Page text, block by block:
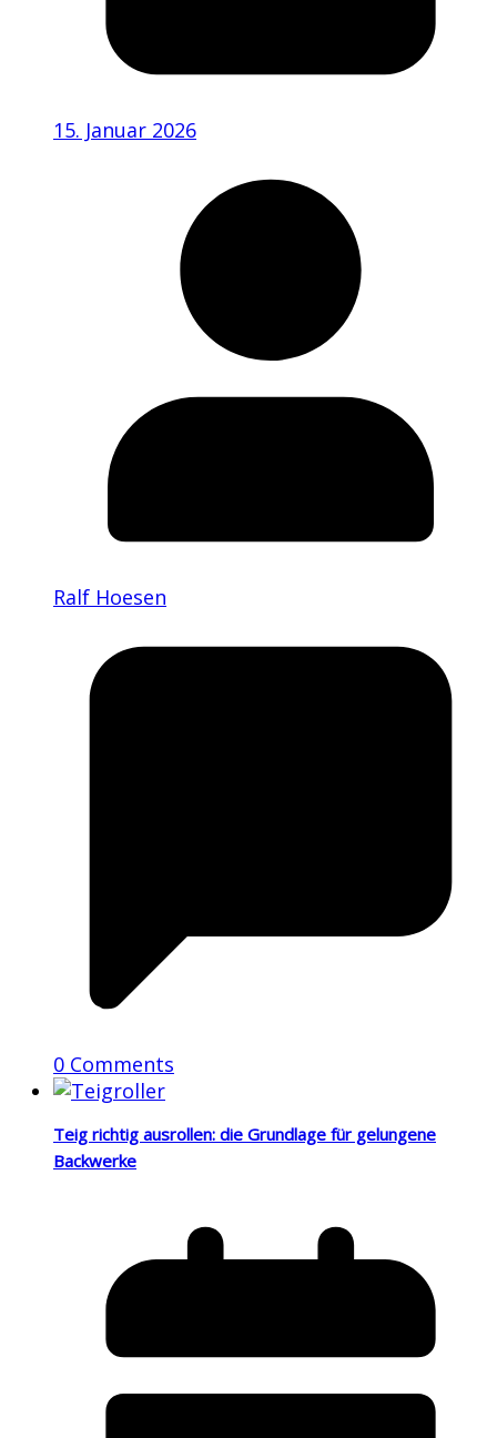
15. Januar 2026
Ralf Hoesen
0 Comments
Teig richtig ausrollen: die Grundlage für gelungene
Backwerke